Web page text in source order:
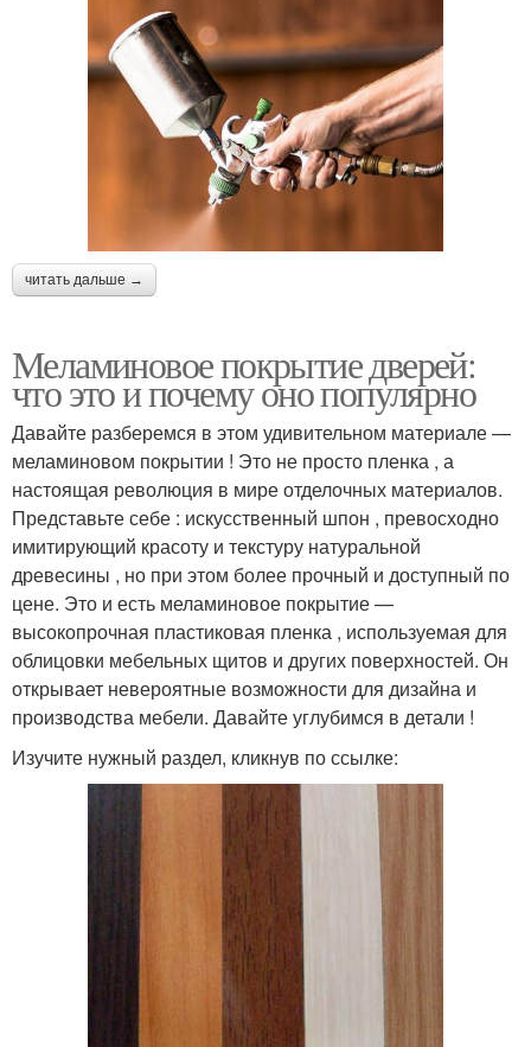
читать дальше →
Меламиновое покрытие дверей:
что это и почему оно популярно
Давайте разберемся в этом удивительном материале —
меламиновом покрытии ! Это не просто пленка , а
настоящая революция в мире отделочных материалов.
Представьте себе : искусственный шпон , превосходно
имитирующий красоту и текстуру натуральной
древесины , но при этом более прочный и доступный по
цене. Это и есть меламиновое покрытие —
высокопрочная пластиковая пленка , используемая для
облицовки мебельных щитов и других поверхностей. Он
открывает невероятные возможности для дизайна и
производства мебели. Давайте углубимся в детали !
Изучите нужный раздел, кликнув по ссылке: